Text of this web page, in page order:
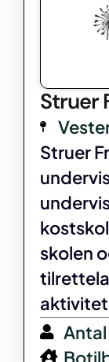
Struer
Struer
skolen